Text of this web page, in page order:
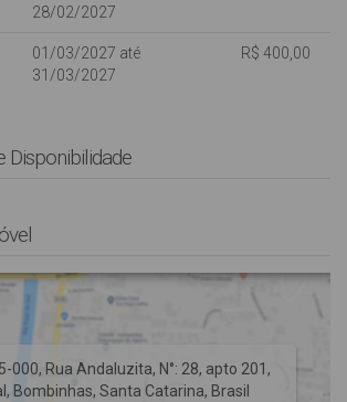
Edifício com Elevador.
com nossa equipe para evitar
28/02/2027
01/03/2027 até
31/03/2027
R$ 400,00
Disponibilidade
000, Rua Andaluzita, N°: 28, apto 201,
, Bombinhas,Santa Catarina, Brasil